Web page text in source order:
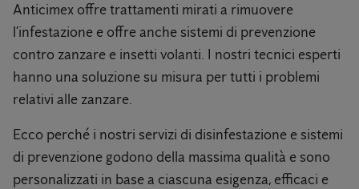
Anticimex offre trattamenti mirati a rimuovere
l’infestazione e offre anche sistemi di prevenzione
contro zanzare e insetti volanti. I nostri tecnici esperti
hanno una soluzione su misura per tutti i problemi
relativi alle zanzare.
Ecco perché i nostri servizi di disinfestazione e sistemi
di prevenzione godono della massima qualità e sono
personalizzati in base a ciascuna esigenza, efficaci e